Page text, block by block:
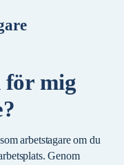
för mig
arbetstagare om du
Genom